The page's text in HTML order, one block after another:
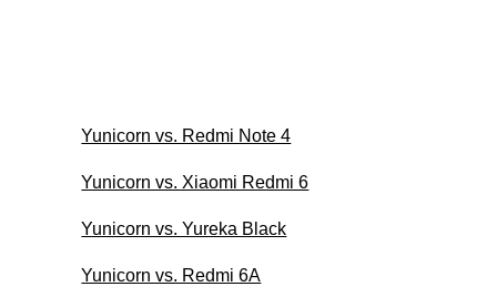
Yunicorn vs. Redmi Note 4
Yunicorn vs. Xiaomi Redmi 6
Yunicorn vs. Yureka Black
Yunicorn vs. Redmi 6A